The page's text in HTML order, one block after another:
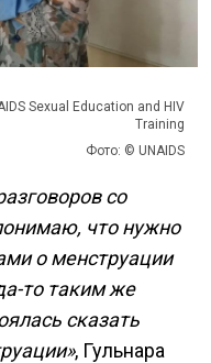
Sexual Education and HIV
Training
Фото: © UNAIDS
со
что нужно
о менструации
то таким же
сказать
, Гульнара